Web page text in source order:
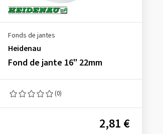
Fonds de jantes
Heidenau
Fond de jante 16" 22mm
(0)
2,81 €